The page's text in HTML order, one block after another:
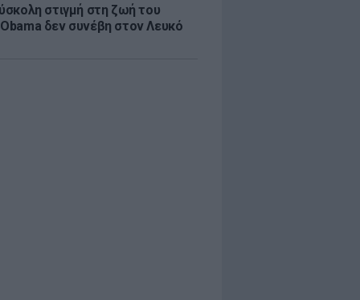
στιγμή στη ζωή του
δεν συνέβη στον Λευκό